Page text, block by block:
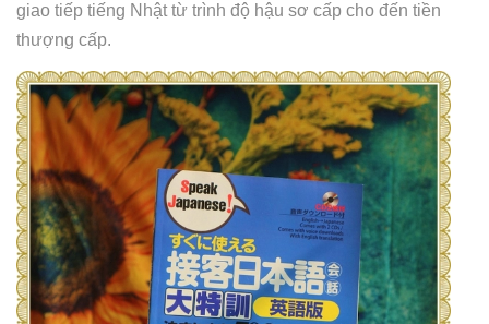
giao tiếp tiếng Nhật từ trình độ hậu sơ cấp cho đến tiền
thượng cấp.